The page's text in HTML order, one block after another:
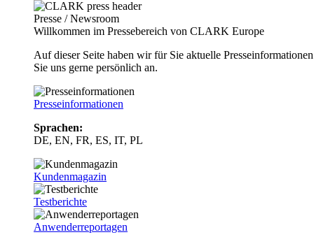
Presse / Newsroom
Willkommen im Pressebereich von CLARK Europe
Auf dieser Seite haben wir für Sie aktuelle
Sie uns gerne persönlich an.
Presseinformationen
Sprachen:
DE, EN, FR, ES, IT, PL
Kundenmagazin
Testberichte
Anwenderreportagen